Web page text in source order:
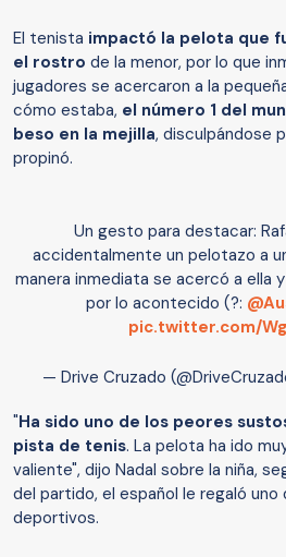
El tenista impactó la pelota que
el rostro de la menor, por lo que
jugadores se acercaron a la
cómo estaba, el número 1 del
beso en la mejilla, disculpándose
propinó.
Un gesto para destacar:
accidentalmente un pelotazo a
manera inmediata se acercó a ella
por lo acontecido (?:
pic.twitter.com/
— Drive Cruzado
"Ha sido uno de los peores
pista de tenis. La pelota ha ido
valiente", dijo Nadal sobre la niña,
del partido, el español le regaló uno
deportivos.